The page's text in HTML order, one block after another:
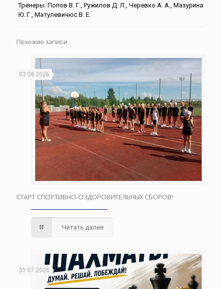
Тренеры: Попов В. Г., Ружилов Д. Л., Черевко А. А., Мазурина
Ю. Г., Матулевичюс В. Е.
Похожие записи
03.08.2026
СТАРТ СПОРТИВНО-ОЗДОРОВИТЕЛЬНЫХ СБОРОВ!
Читать далее
31.07.2026